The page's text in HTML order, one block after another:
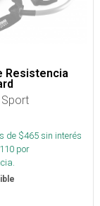
Resistencia
Sport
de $465sin interés
110 por